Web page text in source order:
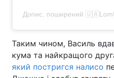
Допис, поширений
Таким чином, Василь
кума та найкращого
який постригся налисо